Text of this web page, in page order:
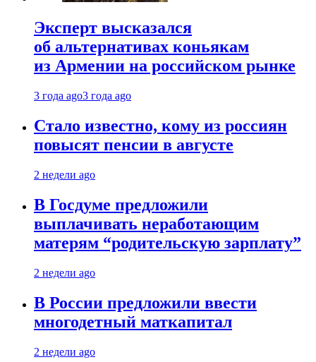
Эксперт высказался
об альтернативах коньякам
из Армении на российском рынке
3 года ago3 года ago
Стало известно, кому из россиян
повысят пенсии в августе
2 недели ago
В Госдуме предложили
выплачивать неработающим
матерям “родительскую зарплату”
2 недели ago
В России предложили ввести
многодетный маткапитал
2 недели ago